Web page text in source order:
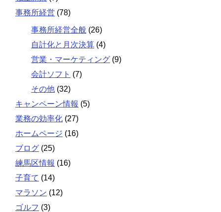
事務所経営 (78)
事務所経営全般 (26)
自計化と月次決算 (4)
営業・マーケティング (9)
会計ソフト (7)
その他 (32)
キャンペーン情報 (5)
業務の効率化 (27)
ホームページ (16)
ブログ (25)
練馬区情報 (16)
子育て (14)
マラソン (12)
ゴルフ (3)